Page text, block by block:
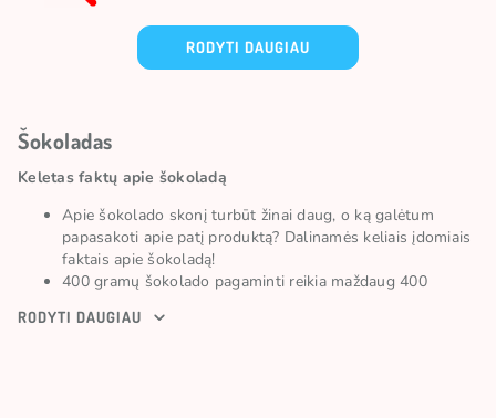
RODYTI DAUGIAU
Šokoladas
Keletas faktų apie šokoladą
Apie šokolado skonį turbūt žinai daug, o ką galėtum
papasakoti apie patį produktą? Dalinamės keliais įdomiais
faktais apie šokoladą!
400 gramų šokolado pagaminti reikia maždaug 400
Nors kakava kilusi iš Amazonės, 70 % kakavos
RODYTI DAUGIAU